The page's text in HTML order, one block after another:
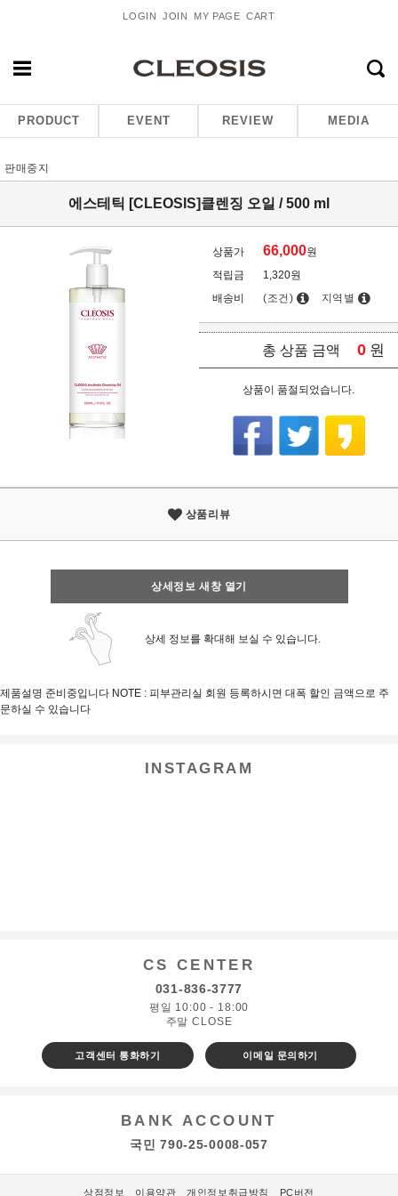
LOGIN JOIN MY PAGE CART
PRODUCT EVENT REVIEW MEDIA
판매중지
에스테틱 [CLEOSIS]클렌징 오일 / 500 ml
상품가 66,000원
적립금
1,320원
배송비
(조건) 지역별
총 상품 금액 0 원
상품이 품절되었습니다.
상품리뷰
상세정보 새창 열기
상세 정보를 확대해 보실 수 있습니다.
제품설명 준비중입니다 NOTE : 피부관리실 회원 등록하시면 대폭 할인 금액으로 주
문하실 수 있습니다
INSTAGRAM
CS CENTER
031-836-3777
평일 10:00 - 18:00
주말 CLOSE
고객센터 통화하기 이메일 문의하기
BANK ACCOUNT
국민 790-25-0008-057
상점정보 이용약관 개인정보취급방침 PC버전